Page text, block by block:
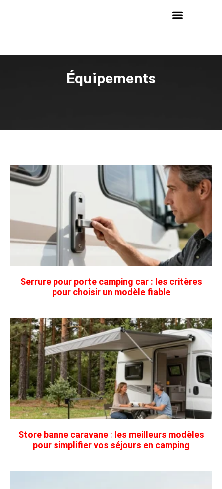
Équipements
Serrure pour porte camping car : les critères
pour choisir un modèle fiable
Store banne caravane : les meilleurs modèles
pour simplifier vos séjours en camping